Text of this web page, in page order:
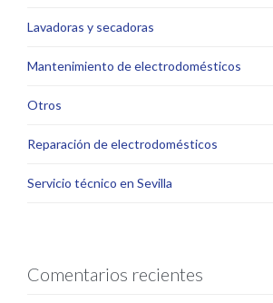
Lavadoras y secadoras
Mantenimiento de electrodomésticos
Otros
Reparación de electrodomésticos
Servicio técnico en Sevilla
Comentarios recientes